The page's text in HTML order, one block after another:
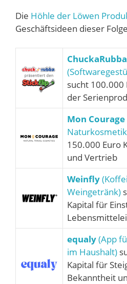
Die Höhle der Löwen
Geschäftsideen dieser
sucht 100.000
der
Mon Courage
150.000 Euro
und Vertrieb
Weinfly
Weingetränk)
Kapital für
equaly(App
im Haushalt)
Kapital für
Bekanntheit